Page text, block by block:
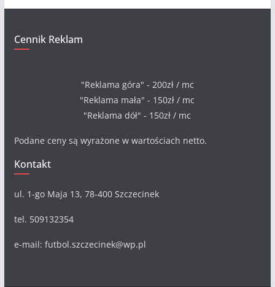
Cennik Reklam
"Reklama góra" - 200zł / mc
"Reklama mała" - 150zł / mc
"Reklama dół" - 150zł / mc
Podane ceny są wyrażone w wartościach netto.
Kontakt
ul. 1-go Maja 13, 78-400 Szczecinek
tel. 509132354
e-mail: futbol.szczecinek@wp.pl